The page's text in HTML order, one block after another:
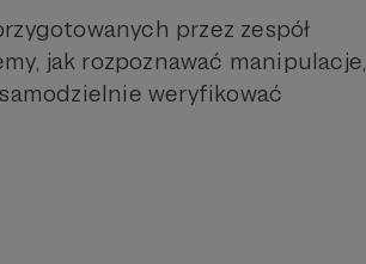
przez zespół
jak rozpoznawać manipulacje,
weryfikować